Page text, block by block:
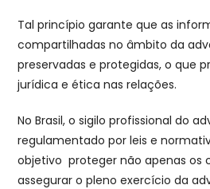
Tal princípio garante que as
compartilhadas no âmbito da
preservadas e protegidas, o que
jurídica e ética nas relações.
No Brasil, o sigilo profissional do
regulamentado por leis e
objetivo proteger não apenas os
assegurar o pleno exercício da